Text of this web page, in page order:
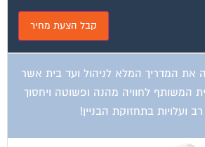
את המדריך המלא לניהול ועד בית אשר
המשותף לחוויה מהנה ופשוטה ויחסוך
ועלויות בתחזוקת הבניין!